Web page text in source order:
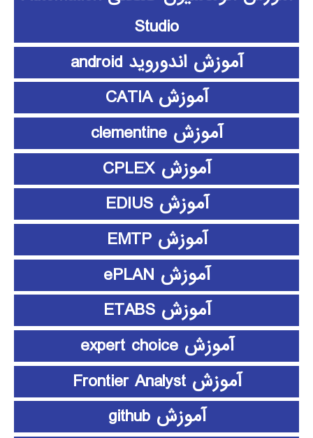
Studio
آموزش اندوروید android
آموزش CATIA
آموزش clementine
آموزش CPLEX
آموزش EDIUS
آموزش EMTP
آموزش ePLAN
آموزش ETABS
آموزش expert choice
آموزش Frontier Analyst
آموزش github